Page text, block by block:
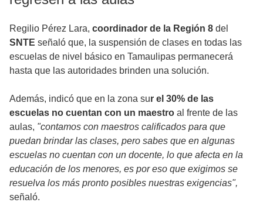
Regilio Pérez Lara, coordinador de la Región 8 del
SNTE señaló que, la suspensión de clases en todas las
escuelas de nivel básico en Tamaulipas permanecerá
hasta que las autoridades brinden una solución.
Además, indicó que en la zona sur el 30% de las
escuelas no cuentan con un maestro al frente de las
aulas, "contamos con maestros calificados para que
puedan brindar las clases, pero sabes que en algunas
escuelas no cuentan con un docente, lo que afecta en la
educación de los menores, es por eso que exigimos se
resuelva los más pronto posibles nuestras exigencias",
señaló.